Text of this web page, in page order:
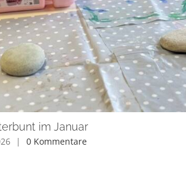
im Januar
| 0 Kommentare